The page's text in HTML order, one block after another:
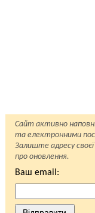
Сайт активно
та електронними
Залиште адресу
про оновлення.
Ваш email: